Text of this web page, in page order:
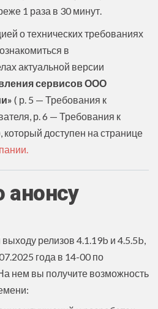
1 раза в 30 минут.
о технических требованиях
в
актуальной версии
сервисов ООО
( р. 5 — Требования к
р. 6 — Требования к
доступен на странице
анонсу
релизов 4.1.19b и 4.5.5b,
года в 14-00 по
нем вы получите возможность